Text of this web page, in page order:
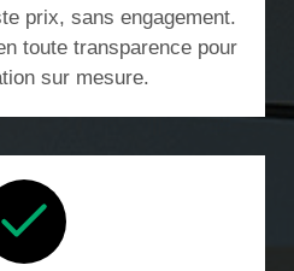
prix, sans engagement.
toute transparence pour
sur mesure.